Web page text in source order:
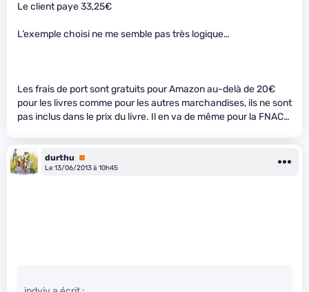
Le client paye 33,25€
L’exemple choisi ne me semble pas très logique…
Les frais de port sont gratuits pour Amazon au-delà de 20€
pour les livres comme pour les autres marchandises, ils ne sont
pas inclus dans le prix du livre. Il en va de même pour la FNAC…
durthu
Premium
Le 13/06/2013 à 10h45